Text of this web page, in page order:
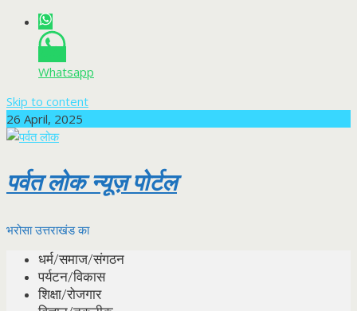
Whatsapp
Skip to content
26 April, 2025
पर्वत लोक न्यूज़ पोर्टल
भरोसा उत्तराखंड का
धर्म/समाज/संगठन
पर्यटन/विकास
शिक्षा/रोजगार